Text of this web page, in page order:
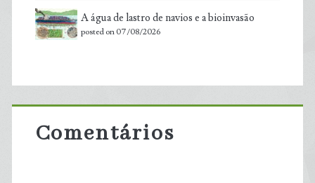
A água de lastro de navios e a bioinvasão
posted on 07/08/2026
Comentários